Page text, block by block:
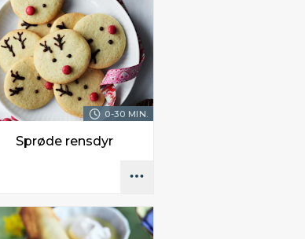
0-30 MIN.
Sprøde rensdyr